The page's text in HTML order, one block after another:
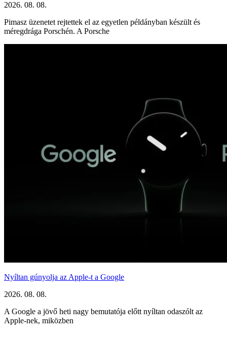
2026. 08. 08.
Pimasz üzenetet rejtettek el az egyetlen példányban készült és
méregdrága Porschén. A Porsche
Nyíltan gúnyolja az Apple-t a Google
2026. 08. 08.
A Google a jövő heti nagy bemutatója előtt nyíltan odaszólt az
Apple-nek, miközben